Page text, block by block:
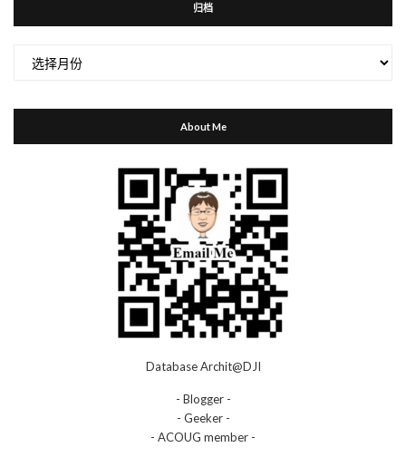
归档
About Me
Database Archit@DJI
- Blogger -
- Geeker -
- ACOUG member -